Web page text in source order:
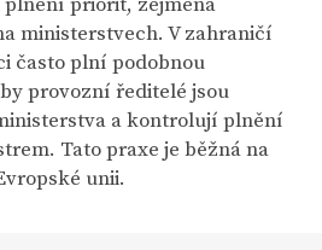
ministerstvech. V zahraničí
často plní podobnou
provozní ředitelé jsou
a kontrolují plnění
Tato praxe je běžná na
unii.